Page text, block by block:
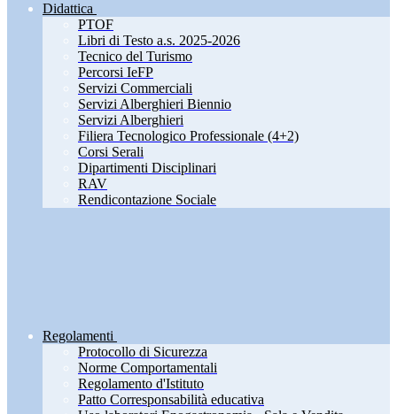
Didattica
PTOF
Libri di Testo a.s. 2025-2026
Tecnico del Turismo
Percorsi IeFP
Servizi Commerciali
Servizi Alberghieri Biennio
Servizi Alberghieri
Filiera Tecnologico Professionale (4+2)
Corsi Serali
Dipartimenti Disciplinari
RAV
Rendicontazione Sociale
Regolamenti
Protocollo di Sicurezza
Norme Comportamentali
Regolamento d'Istituto
Patto Corresponsabilità educativa